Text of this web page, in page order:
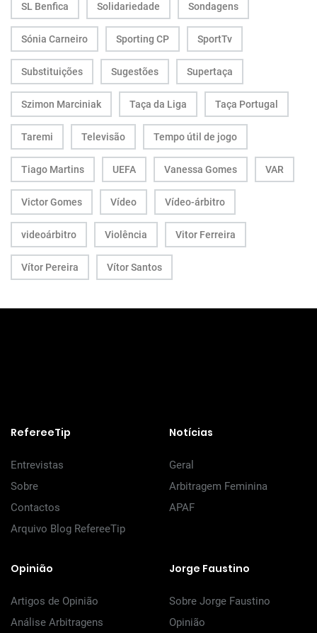
SL Benfica Solidariedade Sondagens
Sónia Carneiro Sporting CP SportTv
Substituições Sugestões Supertaça
Szimon Marciniak Taça da Liga Taça Portugal
Taremi Televisão Tempo útil de jogo
Tiago Martins UEFA Vanessa Gomes VAR
Victor Gomes Vídeo Vídeo-árbitro
videoárbitro Violência Vitor Ferreira
Vítor Pereira Vítor Santos
RefereeTip
Entrevistas
Sobre
Contactos
Arquivo Blog RefereeTip
Notícias
Geral
Arbitragem Feminina
APAF
Opinião
Artigos de Opinião
Análise Arbitragens
Jorge Faustino
Sobre Jorge Faustino
Opinião